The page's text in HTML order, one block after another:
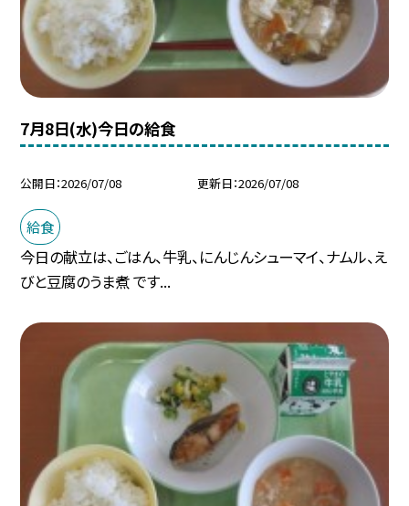
7月8日(水)今日の給食
公開日 2026/07/08 更新日 2026/07/08
給食
今日の献立は、ごはん、牛乳、にんじんシューマイ、ナムル、え
びと豆腐のうま煮 です...